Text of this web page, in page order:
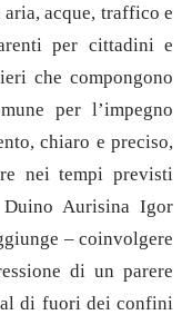
acque, traffico e
per cittadini e
che compongono
per l’impegno
chiaro e preciso,
nei tempi previsti
Aurisina Igor
– coinvolgere
di un parere
di fuori dei confini